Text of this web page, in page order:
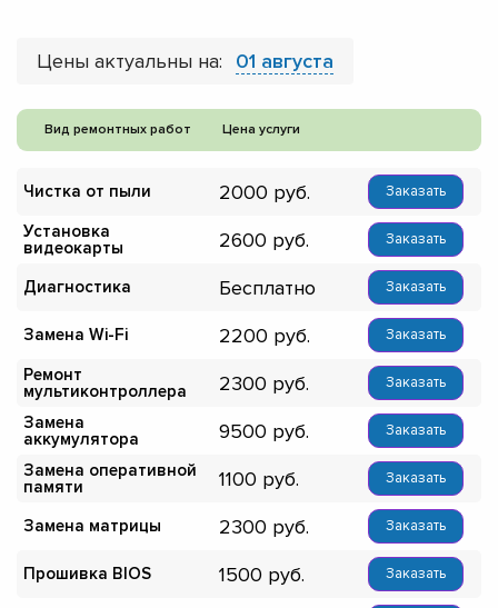
Цены актуальны на: 01 августа
Вид ремонтных работ Цена услуги
Чистка от пыли 2000 Заказать
Установка
видеокарты
2600 Заказать
Диагностика Бесплатно Заказать
Замена Wi-Fi 2200 Заказать
Ремонт
мультиконтроллера
2300 Заказать
Замена
аккумулятора
9500 Заказать
Замена оперативной
памяти
1100 Заказать
Замена матрицы 2300 Заказать
Прошивка BIOS 1500 Заказать